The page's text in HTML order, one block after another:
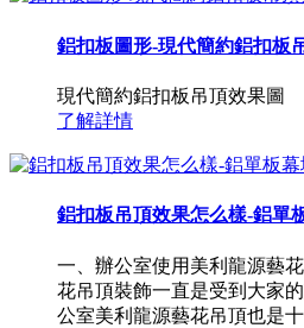
鋁扣板圖形-現代簡約鋁扣板
現代簡約鋁扣板吊頂效果圖
了解詳情
鋁扣板吊頂效果怎么樣-鋁單
一、辦公室使用美利龍源藝
花吊頂裝飾一直是受到大家
公室美利龍源藝花吊頂也是